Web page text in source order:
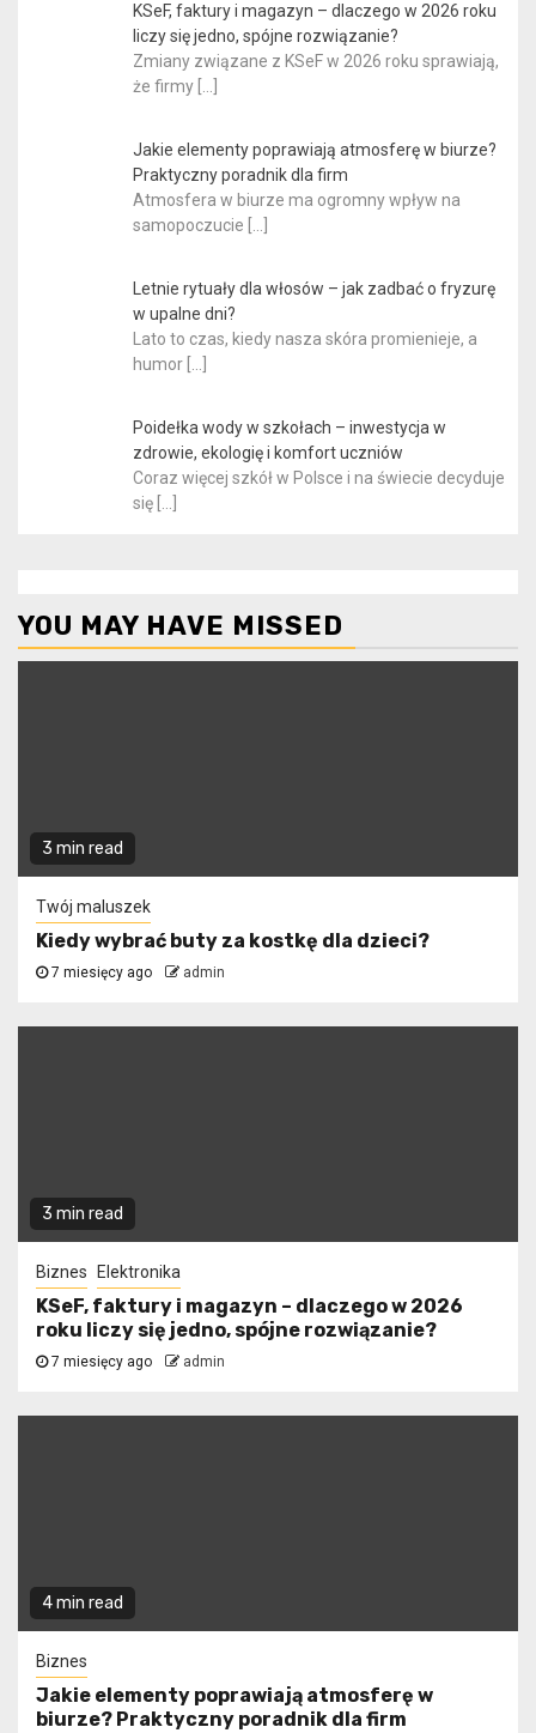
KSeF, faktury i magazyn – dlaczego w 2026 roku
liczy się jedno, spójne rozwiązanie?
Zmiany związane z KSeF w 2026 roku sprawiają,
że firmy […]
Jakie elementy poprawiają atmosferę w biurze?
Praktyczny poradnik dla firm
Atmosfera w biurze ma ogromny wpływ na
samopoczucie
Letnie rytuały dla włosów – jak zadbać o fryzurę
w upalne dni?
Lato to czas, kiedy nasza skóra promienieje, a
humor
Poidełka wody w szkołach – inwestycja w
zdrowie, ekologię i komfort uczniów
Coraz więcej szkół w Polsce i na świecie decyduje
się […]
YOU MAY HAVE MISSED
3 min read
Twój maluszek
Kiedy wybrać buty za kostkę dla dzieci?
7 miesięcy ago admin
3 min read
Biznes Elektronika
KSeF, faktury i magazyn – dlaczego w 2026
roku liczy się jedno, spójne rozwiązanie?
7 miesięcy ago admin
4 min read
Biznes
Jakie elementy poprawiają atmosferę w
biurze? Praktyczny poradnik dla firm